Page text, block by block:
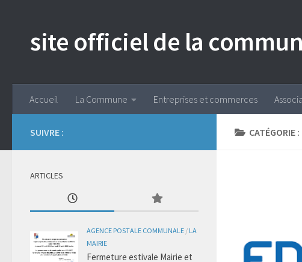
site officiel de la
Accueil La Commune Entreprises et commerces
CATÉGORIE :
SUIVRE :
ARTICLES
AGENCE POSTALE COMMUNALE / LA
MAIRIE
Fermeture estivale Mairie et